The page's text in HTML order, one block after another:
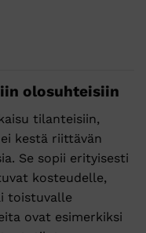
olosuhteisiin
tilanteisiin,
kestä riittävän
Se sopii erityisesti
kosteudelle,
toistuvalle
ovat esimerkiksi